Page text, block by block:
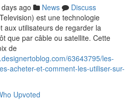
ago News
Discuss
est une technologie
aux utilisateurs de regarder la
que par câble ou satellite. Cette
de
63643795/les-
acheter-et-comment-les-utiliser-sur-
Upvoted